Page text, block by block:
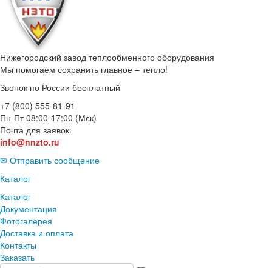
Нижегородский завод теплообменного оборудования
Мы помогаем сохранить главное – тепло!
Звонок по России бесплатный
+7 (800) 555-81-91
Пн-Пт 08:00-17:00 (Мск)
Почта для заявок:
info@nnzto.ru
✉ Отправить сообщение
Каталог
Каталог
Документация
Фотогалерея
Доставка и оплата
Контакты
Заказать